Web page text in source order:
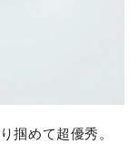
掴めて超優秀。